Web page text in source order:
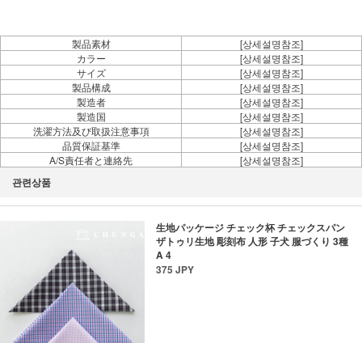
製品素材
[상세설명참조]
カラー
[상세설명참조]
サイズ
[상세설명참조]
製品構成
[상세설명참조]
製造者
[상세설명참조]
製造国
[상세설명참조]
洗濯方法及び取扱注意事項
[상세설명참조]
品質保証基準
[상세설명참조]
A/S責任者と連絡先
[상세설명참조]
관련상품
生地パッケージ チェック杯 チェックスパン
ザトゥリ生地 彫刻布 人形 子犬 服づくり 3種
A 4
375 JPY